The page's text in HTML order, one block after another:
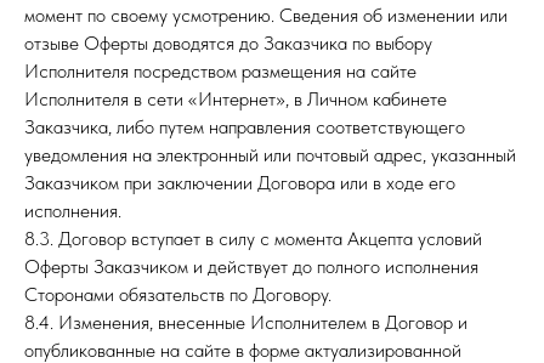
момент по своему усмотрению. Сведения об изменении или
отзыве Оферты доводятся до Заказчика по выбору
Исполнителя посредством размещения на сайте
Исполнителя в сети «Интернет», в Личном кабинете
Заказчика, либо путем направления соответствующего
уведомления на электронный или почтовый адрес, указанный
Заказчиком при заключении Договора или в ходе его
исполнения.
8.3. Договор вступает в силу с момента Акцепта условий
Оферты Заказчиком и действует до полного исполнения
Сторонами обязательств по Договору.
8.4. Изменения, внесенные Исполнителем в Договор и
опубликованные на сайте в форме актуализированной